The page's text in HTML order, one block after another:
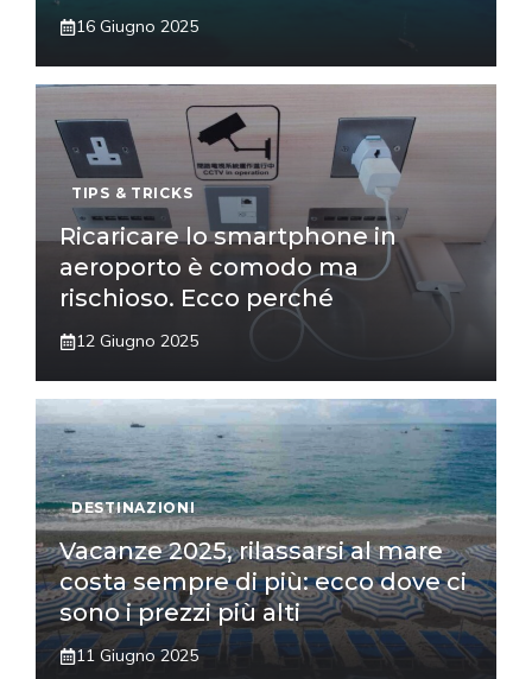
16 Giugno 2025
TIPS & TRICKS
Ricaricare lo smartphone in
aeroporto è comodo ma
rischioso. Ecco perché
12 Giugno 2025
DESTINAZIONI
Vacanze 2025, rilassarsi al mare
costa sempre di più: ecco dove ci
sono i prezzi più alti
11 Giugno 2025